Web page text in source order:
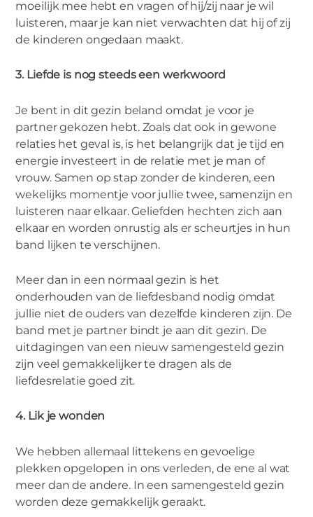
moeilijk mee hebt en vragen of hij/zij naar je wil
luisteren, maar je kan niet verwachten dat hij of zij
de kinderen ongedaan maakt.
3. Liefde is nog steeds een werkwoord
Je bent in dit gezin beland omdat je voor je
partner gekozen hebt. Zoals dat ook in gewone
relaties het geval is, is het belangrijk dat je tijd en
energie investeert in de relatie met je man of
vrouw. Samen op stap zonder de kinderen, een
wekelijks momentje voor jullie twee, samenzijn en
luisteren naar elkaar. Geliefden hechten zich aan
elkaar en worden onrustig als er scheurtjes in hun
band lijken te verschijnen.
Meer dan in een normaal gezin is het
onderhouden van de liefdesband nodig omdat
jullie niet de ouders van dezelfde kinderen zijn. De
band met je partner bindt je aan dit gezin. De
uitdagingen van een nieuw samengesteld gezin
zijn veel gemakkelijker te dragen als de
liefdesrelatie goed zit.
4. Lik je wonden
We hebben allemaal littekens en gevoelige
plekken opgelopen in ons verleden, de ene al wat
meer dan de andere. In een samengesteld gezin
worden deze gemakkelijk geraakt.